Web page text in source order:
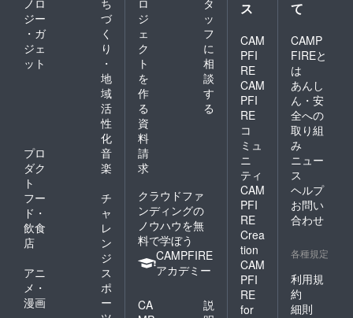
ていた
す。 ※
画像は
無料ロ
ゴ作成
メー
カー
Design
Evo様
で作成
したも
ので
す。
ジー
・ガ
ジェ
ット
づ
く
り
・
地
域
活
性
化
プロ
ダク
ト
音
楽
フー
ド・
飲食
店
チ
ャ
レ
ン
ジ
アニ
メ・
漫画
ス
ポ
ー
ジ
ェ
ク
ト
を
作
る
ッ
フ
に
相
談
す
る
資
料
請
求
クラウドファ
ンディングの
ノウハウを無
料で学ぼう
CAMPFIRE
アカデミー
CA
説
ス
CAM
PFI
RE
CAM
PFI
RE
コ
ミュ
ニ
ティ
CAM
PFI
RE
Crea
tion
CAM
PFI
RE
for
て
CAMP
FIREと
は
あんし
ん・安
全への
取り組
み
ニュー
ス
ヘルプ
お問い
合わせ
各種規定
利用規
約
細則